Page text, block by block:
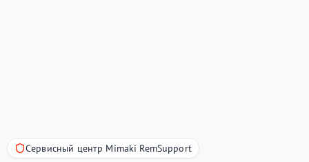
Сервисный центр Mimaki RemSupport